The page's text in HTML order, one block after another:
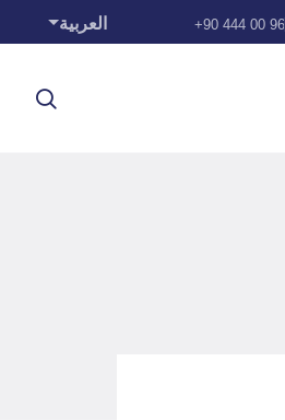
+90 444 00 96 العربية